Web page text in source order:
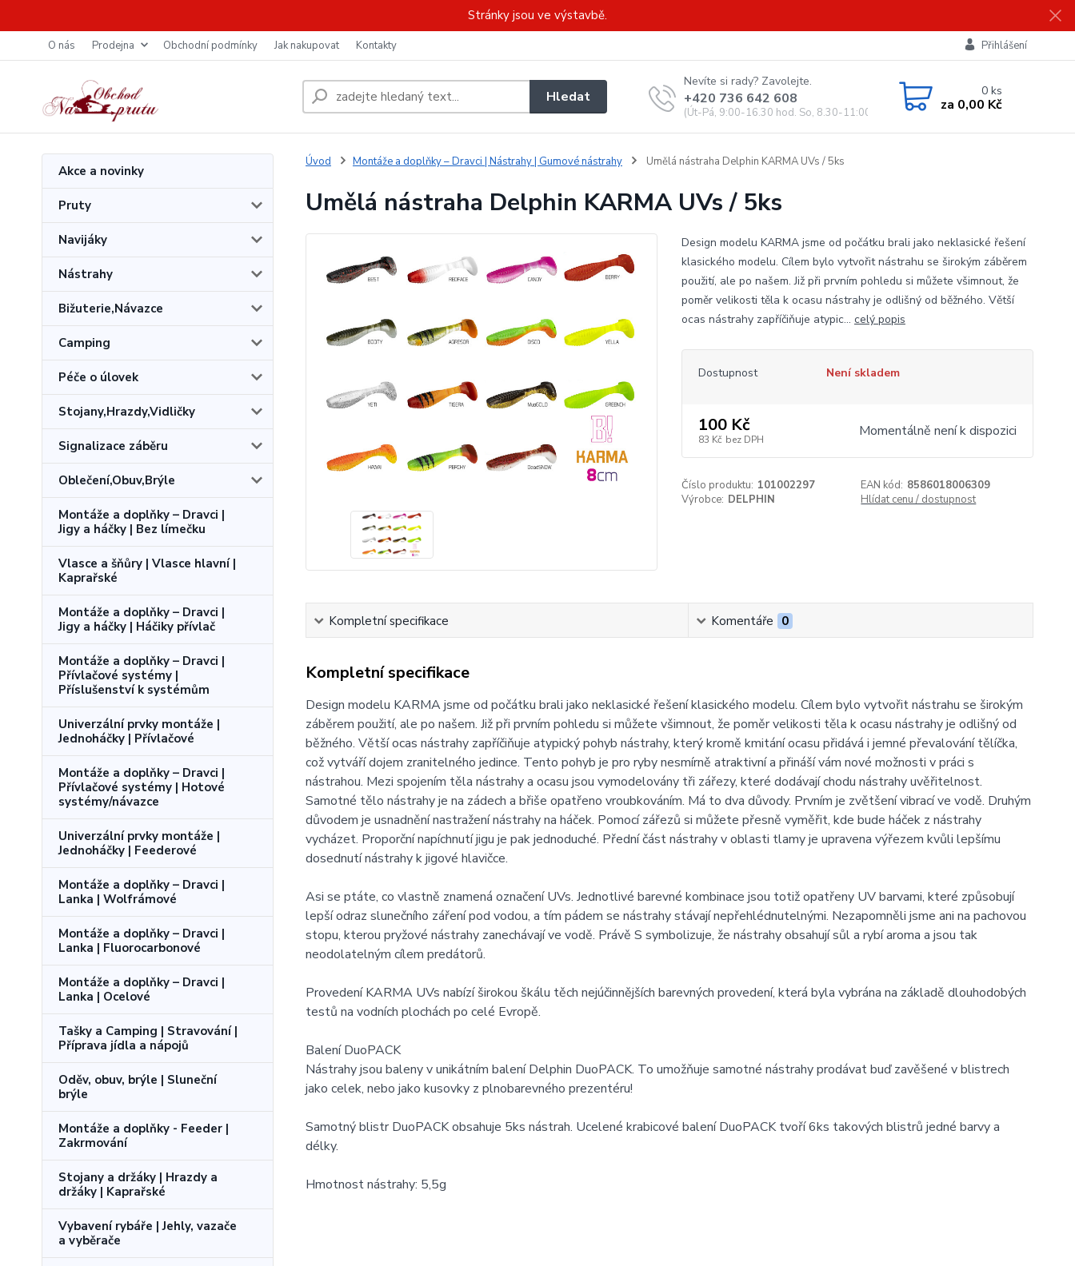
Stránky jsou ve výstavbě.
O nás Prodejna Obchodní podmínky Jak nakupovat Kontakty Přihlášení
Hledat
Nevíte si rady? Zavolejte.
+420 736 642 608
(Út-Pá, 9:00-16.30 hod. So, 8.30-11:00 hod.)
0ks
za 0,00 Kč
Akce a novinky
Pruty
Navijáky
Nástrahy
Bižuterie,Návazce
Camping
Péče o úlovek
Stojany,Hrazdy,Vidličky
Signalizace záběru
Oblečení,Obuv,Brýle
Montáže a doplňky – Dravci |
Jigy a háčky | Bez límečku
Vlasce a šňůry | Vlasce hlavní |
Kaprařské
Montáže a doplňky – Dravci |
Jigy a háčky | Háčiky přívlač
Montáže a doplňky – Dravci |
Přívlačové systémy |
Příslušenství k systémům
Univerzální prvky montáže |
Jednoháčky | Přívlačové
Montáže a doplňky – Dravci |
Přívlačové systémy | Hotové
systémy/návazce
Univerzální prvky montáže |
Jednoháčky | Feederové
Montáže a doplňky – Dravci |
Lanka | Wolfrámové
Montáže a doplňky – Dravci |
Lanka | Fluorocarbonové
Montáže a doplňky – Dravci |
Lanka | Ocelové
Tašky a Camping | Stravování |
Příprava jídla a nápojů
Oděv, obuv, brýle | Sluneční
brýle
Montáže a doplňky - Feeder |
Zakrmování
Stojany a držáky | Hrazdy a
držáky | Kaprařské
Vybavení rybáře | Jehly, vazače
a vyběrače
Úvod Montáže a doplňky – Dravci | Nástrahy | Gumové nástrahy Umělá nástraha Delphin KARMA UVs / 5ks
Umělá nástraha Delphin KARMA UVs / 5ks
Design modelu KARMA jsme od počátku brali jako neklasické řešení
klasického modelu. Cílem bylo vytvořit nástrahu se širokým záběrem
použití, ale po našem. Již při prvním pohledu si můžete všimnout, že
poměr velikosti těla k ocasu nástrahy je odlišný od běžného. Větší
ocas nástrahy zapříčiňuje atypic... celý popis
Dostupnost Není skladem
100 Kč
83 Kč bez DPH Momentálně není k dispozici
Číslo produktu: 101002297 EAN kód: 8586018006309
Výrobce: DELPHIN Hlídat cenu / dostupnost
Kompletní specifikace Komentáře 0
Kompletní specifikace
Design modelu KARMA jsme od počátku brali jako neklasické řešení klasického modelu. Cílem bylo vytvořit nástrahu se širokým
záběrem použití, ale po našem. Již při prvním pohledu si můžete všimnout, že poměr velikosti těla k ocasu nástrahy je odlišný od
běžného. Větší ocas nástrahy zapříčiňuje atypický pohyb nástrahy, který kromě kmitání ocasu přidává i jemné převalování tělíčka,
což vytváří dojem zranitelného jedince. Tento pohyb je pro ryby nesmírně atraktivní a přináší vám nové možnosti v práci s
nástrahou. Mezi spojením těla nástrahy a ocasu jsou vymodelovány tři zářezy, které dodávají chodu nástrahy uvěřitelnost.
Samotné tělo nástrahy je na zádech a břiše opatřeno vroubkováním. Má to dva důvody. Prvním je zvětšení vibrací ve vodě. Druhým
důvodem je usnadnění nastražení nástrahy na háček. Pomocí zářezů si můžete přesně vyměřit, kde bude háček z nástrahy
vycházet. Proporční napíchnutí jigu je pak jednoduché. Přední část nástrahy v oblasti tlamy je upravena výřezem kvůli lepšímu
dosednutí nástrahy k jigové hlavičce.
Asi se ptáte, co vlastně znamená označení UVs. Jednotlivé barevné kombinace jsou totiž opatřeny UV barvami, které způsobují
lepší odraz slunečního záření pod vodou, a tím pádem se nástrahy stávají nepřehlédnutelnými. Nezapomněli jsme ani na pachovou
stopu, kterou pryžové nástrahy zanechávají ve vodě. Právě S symbolizuje, že nástrahy obsahují sůl a rybí aroma a jsou tak
neodolatelným cílem predátorů.
Provedení KARMA UVs nabízí širokou škálu těch nejúčinnějších barevných provedení, která byla vybrána na základě dlouhodobých
testů na vodních plochách po celé Evropě.
Balení DuoPACK
Nástrahy jsou baleny v unikátním balení Delphin DuoPACK. To umožňuje samotné nástrahy prodávat buď zavěšené v blistrech
jako celek, nebo jako kusovky z plnobarevného prezentéru!
Samotný blistr DuoPACK obsahuje 5ks nástrah. Ucelené krabicové balení DuoPACK tvoří 6ks takových blistrů jedné barvy a
délky.
Hmotnost nástrahy: 5,5g